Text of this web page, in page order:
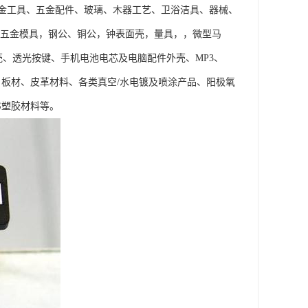
具、五金配件、玻璃、木器工艺、卫浴洁具、器械、
金模具，钢公、铜公，钟表面壳，量具，，微型马
透光按键、手机电池电芯及电脑配件外壳、MP3、
材、皮革材料、各类真空/水电镀及喷涂产品、阳极氧
胶材料等。